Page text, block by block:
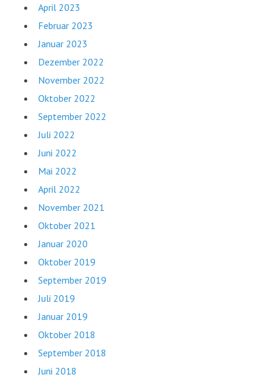
April 2023
Februar 2023
Januar 2023
Dezember 2022
November 2022
Oktober 2022
September 2022
Juli 2022
Juni 2022
Mai 2022
April 2022
November 2021
Oktober 2021
Januar 2020
Oktober 2019
September 2019
Juli 2019
Januar 2019
Oktober 2018
September 2018
Juni 2018